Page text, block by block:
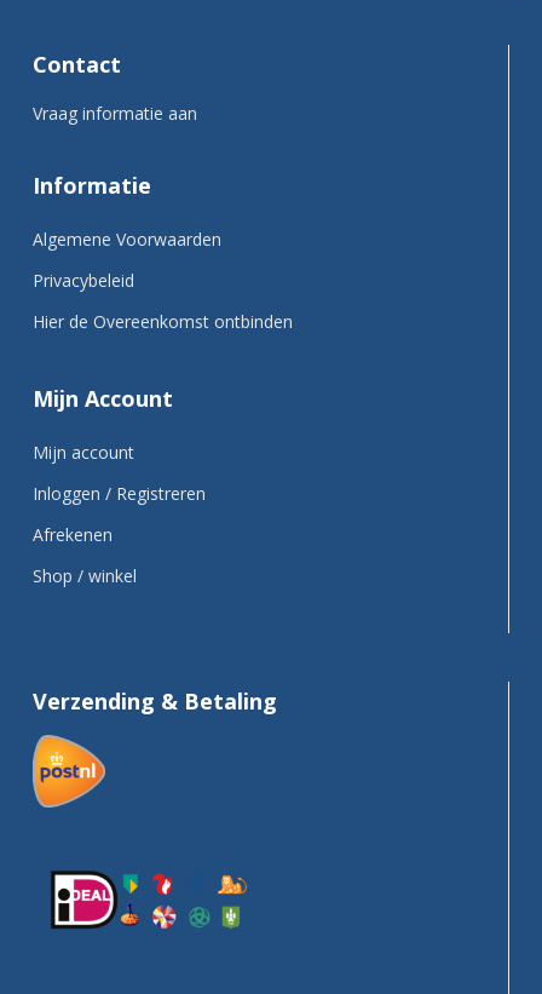
Contact
Vraag informatie aan
Informatie
Algemene Voorwaarden
Privacybeleid
Hier de Overeenkomst ontbinden
Mijn Account
Mijn account
Inloggen / Registreren
Afrekenen
Shop / winkel
Verzending & Betaling